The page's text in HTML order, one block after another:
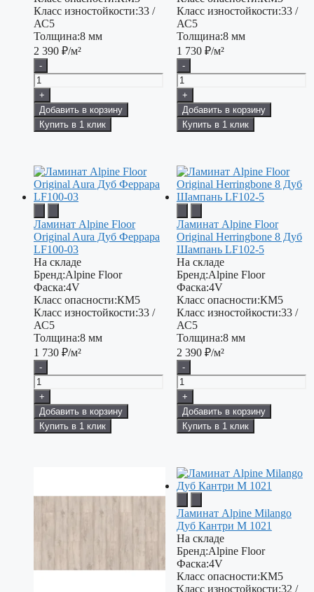
Класс изностойкости:33 /
АС5
Толщина:8 мм
2 390 ₽/м²
-
+
Добавить в корзину
Купить в 1 клик
Класс изностойкости:33 /
АС5
Толщина:8 мм
1 730 ₽/м²
-
+
Добавить в корзину
Купить в 1 клик
Ламинат Alpine Floor
Original Aura Дуб Феррара
LF100-03
На складе
Бренд:Alpine Floor
Фаска:4V
Класс опасности:КМ5
Класс изностойкости:33 /
АС5
Толщина:8 мм
1 730 ₽/м²
-
+
Добавить в корзину
Купить в 1 клик
Ламинат Alpine Floor
Original Herringbone 8 Дуб
Шампань LF102-5
На складе
Бренд:Alpine Floor
Фаска:4V
Класс опасности:КМ5
Класс изностойкости:33 /
АС5
Толщина:8 мм
2 390 ₽/м²
-
+
Добавить в корзину
Купить в 1 клик
Ламинат Alpine Milango
Дуб Кантри М 1021
На складе
Бренд:Alpine Floor
Фаска:4V
Класс опасности:КМ5
Класс изностойкости:32 /